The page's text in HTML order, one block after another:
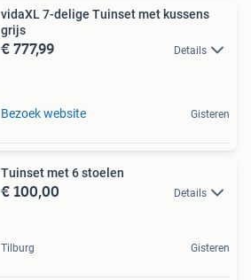
vidaXL 7-delige Tuinset met kussens
grijs
€ 777,99 Details
Bezoek website Gisteren
Tuinset met 6 stoelen
€ 100,00 Details
Tilburg Gisteren